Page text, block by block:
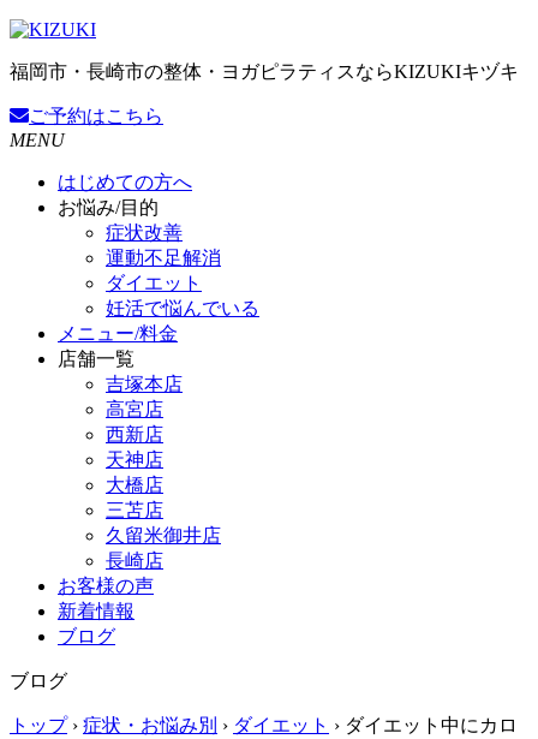
福岡市・長崎市の整体・ヨガピラティスならKIZUKIキヅキ
ご予約はこちら
MENU
はじめての方へ
お悩み/目的
症状改善
運動不足解消
ダイエット
妊活で悩んでいる
メニュー/料金
店舗一覧
吉塚本店
高宮店
西新店
天神店
大橋店
三苫店
久留米御井店
長崎店
お客様の声
新着情報
ブログ
ブログ
トップ› 症状・お悩み別 › ダイエット › ダイエット中にカロ